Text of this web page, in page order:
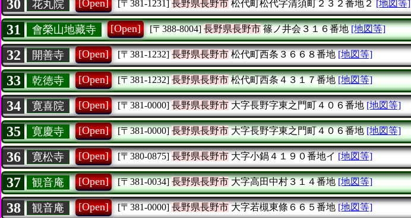
30 花丸院 [Open] [〒381-1231] 長野県長野市松代町松代字清須町２３２番地２ [地図等]
31 會榮山地藏寺 [Open] [〒388-8004] 長野県長野市篠ノ井会３１６番地 [地図等]
32 開善寺 [Open] [〒381-1232] 長野県長野市松代町西条３６６８番地 [地図等]
33 乾徳寺 [Open] [〒381-1232] 長野県長野市松代町西条４３１７番地 [地図等]
34 寛喜院 [Open] [〒381-0000] 長野県長野市大字長野字東之門町４０６番地 [地図等]
35 寛慶寺 [Open] [〒381-0000] 長野県長野市大字長野字東之門町４０６番地 [地図等]
36 寛松寺 [Open] [〒380-0875] 長野県長野市大字小鍋４１９０番地イ [地図等]
37 観音庵 [Open] [〒381-0034] 長野県長野市大字高田中村３１４番地 [地図等]
38 観音庵 [Open] [〒381-0000] 長野県長野市大字若槻東條６６５番地 [地図等]